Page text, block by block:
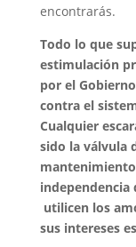
encontrarás.
Todo lo que
estimulación
por el
contra el
Cualquier
sido la válvula
utilicen los
sus intereses